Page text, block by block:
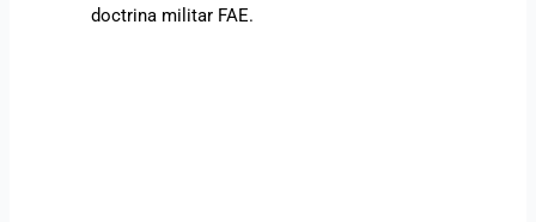
doctrina militar FAE.